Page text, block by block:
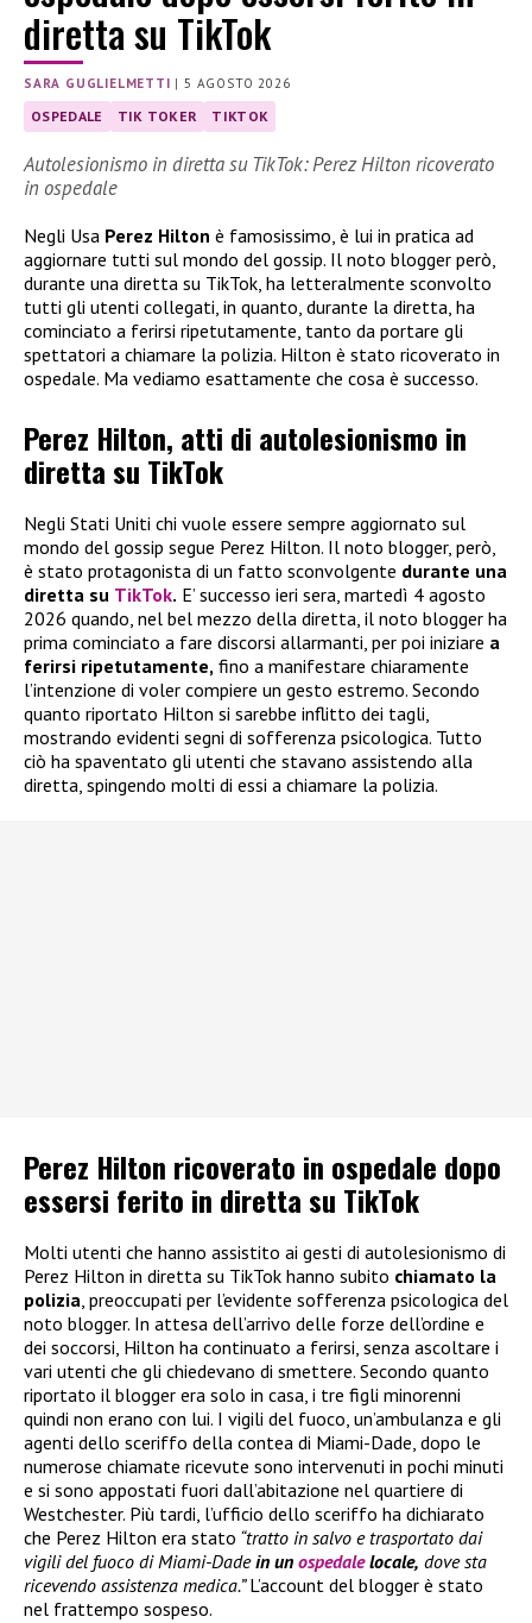
diretta su TikTok
SARA GUGLIELMETTI |5 AGOSTO 2026
OSPEDALE TIK TOKER TIKTOK
Autolesionismo in diretta su TikTok: Perez Hilton ricoverato
in ospedale
Negli Usa Perez Hilton è famosissimo, è lui in pratica ad
aggiornare tutti sul mondo del gossip. Il noto blogger però,
durante una diretta su TikTok, ha letteralmente sconvolto
tutti gli utenti collegati, in quanto, durante la diretta, ha
cominciato a ferirsi ripetutamente, tanto da portare gli
spettatori a chiamare la polizia. Hilton è stato ricoverato in
ospedale. Ma vediamo esattamente che cosa è successo.
Perez Hilton, atti di autolesionismo in
diretta su TikTok
Negli Stati Uniti chi vuole essere sempre aggiornato sul
mondo del gossip segue Perez Hilton. Il noto blogger, però,
è stato protagonista di un fatto sconvolgente durante una
diretta su TikTok. E’ successo ieri sera, martedì 4 agosto
2026 quando, nel bel mezzo della diretta, il noto blogger ha
prima cominciato a fare discorsi allarmanti, per poi iniziare a
ferirsi ripetutamente, fino a manifestare chiaramente
l’intenzione di voler compiere un gesto estremo. Secondo
quanto riportato Hilton si sarebbe inflitto dei tagli,
mostrando evidenti segni di sofferenza psicologica. Tutto
ciò ha spaventato gli utenti che stavano assistendo alla
diretta, spingendo molti di essi a chiamare la polizia.
Perez Hilton ricoverato in ospedale dopo
essersi ferito in diretta su TikTok
Molti utenti che hanno assistito ai gesti di autolesionismo di
Perez Hilton in diretta su TikTok hanno subito chiamato la
polizia , preoccupati per l’evidente sofferenza psicologica del
noto blogger. In attesa dell’arrivo delle forze dell’ordine e
dei soccorsi, Hilton ha continuato a ferirsi, senza ascoltare i
vari utenti che gli chiedevano di smettere. Secondo quanto
riportato il blogger era solo in casa, i tre figli minorenni
quindi non erano con lui. I vigili del fuoco, un’ambulanza e gli
agenti dello sceriffo della contea di Miami-Dade, dopo le
numerose chiamate ricevute sono intervenuti in pochi minuti
e si sono appostati fuori dall’abitazione nel quartiere di
Westchester. Più tardi, l’ufficio dello sceriffo ha dichiarato
che Perez Hilton era stato “tratto in salvo e trasportato dai
vigili del fuoco di Miami-Dadein un ospedalelocale, dove sta
ricevendo assistenza medica.”L’account del blogger è stato
nel frattempo sospeso.